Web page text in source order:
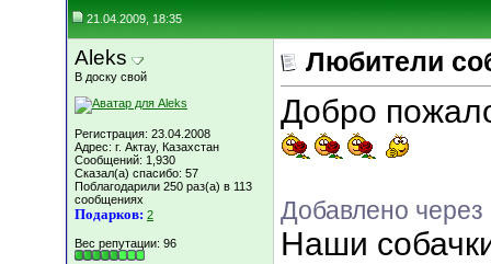
21.04.2009, 18:35
Aleks
В доску свой
Регистрация: 23.04.2008
Адрес: г. Актау, Казахстан
Сообщений: 1,930
Сказал(а) спасибо: 57
Поблагодарили 250 раз(а) в 113
сообщениях
Подарков: 2
Вес репутации: 96
Любители
Добро
Добавлено
Наши